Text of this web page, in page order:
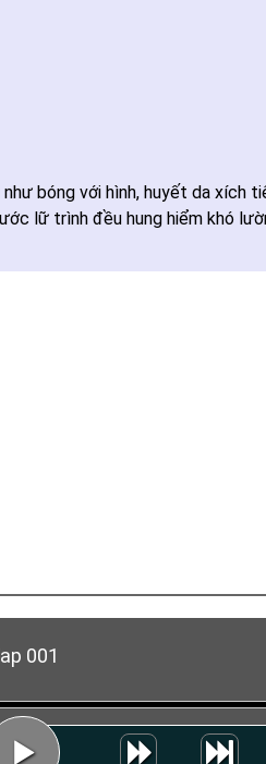
bóng với hình, huyết da xích
lữ trình đều hung hiểm khó
001